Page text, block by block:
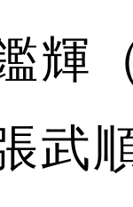
輝
武